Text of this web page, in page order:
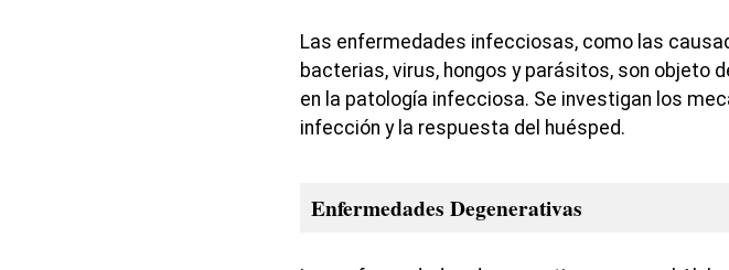
Las enfermedades infecciosas, como las
bacterias, virus, hongos y parásitos, son objeto
en la patología infecciosa. Se investigan los
infección y la respuesta del huésped.
Enfermedades Degenerativas